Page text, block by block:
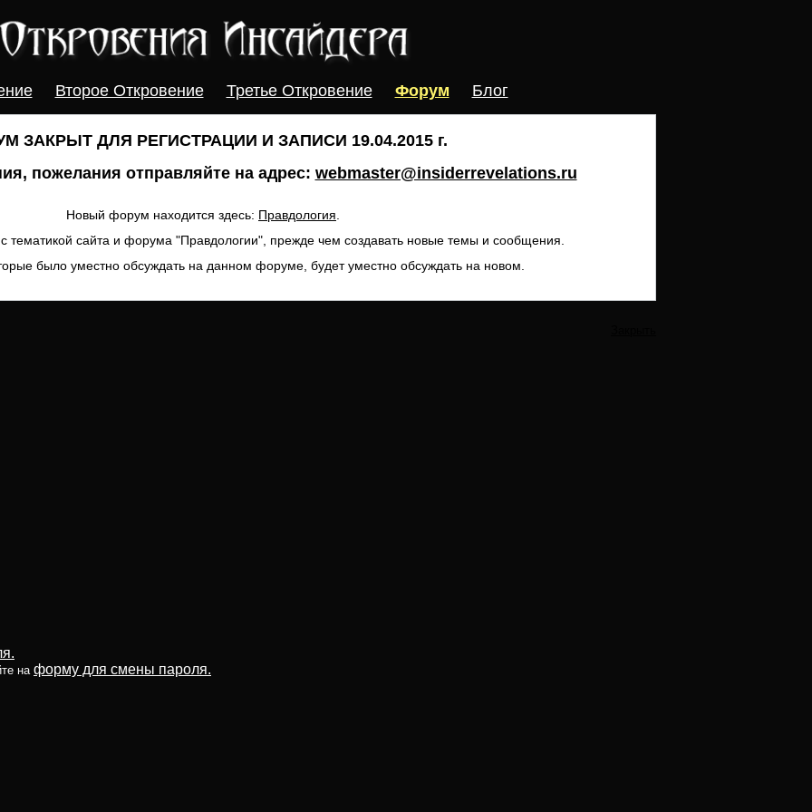
Второе Откровение Третье Откровение Форум Блог
ЗАКРЫТ ДЛЯ РЕГИСТРАЦИИ И ЗАПИСИ 19.04.2015 г.
пожелания отправляйте на адрес: webmaster@insiderrevelations.ru
Новый форум находится здесь: Правдология
тематикой сайта и форума "Правдологии", прежде чем создавать новые темы и сообщения.
было уместно обсуждать на данном форуме, будет уместно обсуждать на новом.
на форму для смены пароля.